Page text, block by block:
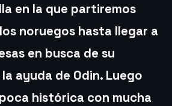
en la que partiremos
noruegos hasta llegar a
en busca de su
ayuda de Odin. Luego
histórica con mucha